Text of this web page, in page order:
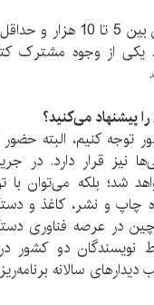
یکی از وجوه مشترک
پیشنهاد می‌کنید؟
توجه کنیم، البته
نیز قرار دارد. در
شد؛ بلکه می‌توان با
و نشر، کاغذ و
در عرصه فناوری‌
نویسندگان دو کشور
سالانه